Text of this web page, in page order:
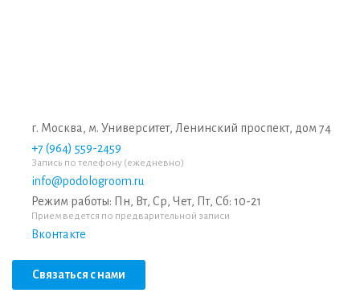
г. Москва, м. Университет, Ленинский проспект, дом 74
+7 (964) 559-2459
Запись по телефону (ежедневно)
info@podologroom.ru
Режим работы: Пн, Вт, Ср, Чет, Пт, Сб: 10-21
Прием ведется по предварительной записи
Вконтакте
Связаться с нами